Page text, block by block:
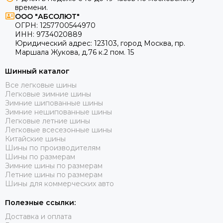
Шины Roadcruza
Шины Unigrip
Шины Wanda
Шины Royal Black
Шины Cachland
Шины Minerva
Шины Firestone
Шины Nokian Tyres
Удобный онлайн-каталог с актуальным наличием;
После оформления заказа менеджер перезвонит для
подтверждения.
Как купить зимние шины Cordiant 235/45
R18?
Выберите подходящую модель Кордиант зима 235/45 R18
в каталоге ниже, оформите заказ на сайте — и получите
качественную зимнюю резину с гарантией, доставкой и
лучшей ценой в Москве.
времени.
ООО "АБСОЛЮТ"
ОГРН: 1257700544970
ИНН: 9734020889
Юридический адрес: 123103, город Москва, пр.
Маршала Жукова, д.76 к.2 пом. 15
Шинный каталог
Все легковые шины
Легковые зимние шины
Зимние шипованные шины
Зимние нешипованные шины
Легковые летние шины
Легковые всесезонные шины
Китайские шины
Шины по производителям
Шины по размерам
Зимние шины по размерам
Летние шины по размерам
Шины для коммерческих авто
Полезные ссылки:
Доставка и оплата